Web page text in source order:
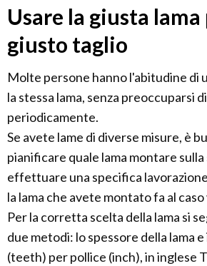
Usare la giusta lama
giusto taglio
Molte persone hanno l'abitudine di
la stessa lama, senza preoccuparsi
periodicamente.
Se avete lame di diverse misure, è
pianificare quale lama montare
effettuare una specifica
la lama che avete montato fa al
Per la corretta scelta della lama si
due metodi: lo spessore della lama
(teeth) per pollice (inch), in inglese